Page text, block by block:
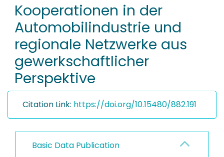
RESEARCH DATA
PEOPLE
INSTITUTIONS
PROJECTS
Kooperationen in der
Automobilindustrie und
regionale Netzwerke aus
gewerkschaftlicher
Perspektive
Citation Link: https://doi.org/10.15480/882.191
Basic Data Publication